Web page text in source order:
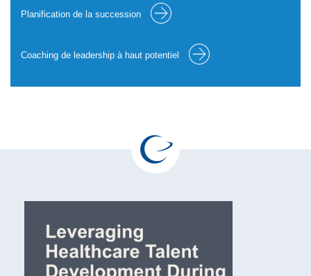
Planification de la succession
Coaching de leadership à haut potentiel